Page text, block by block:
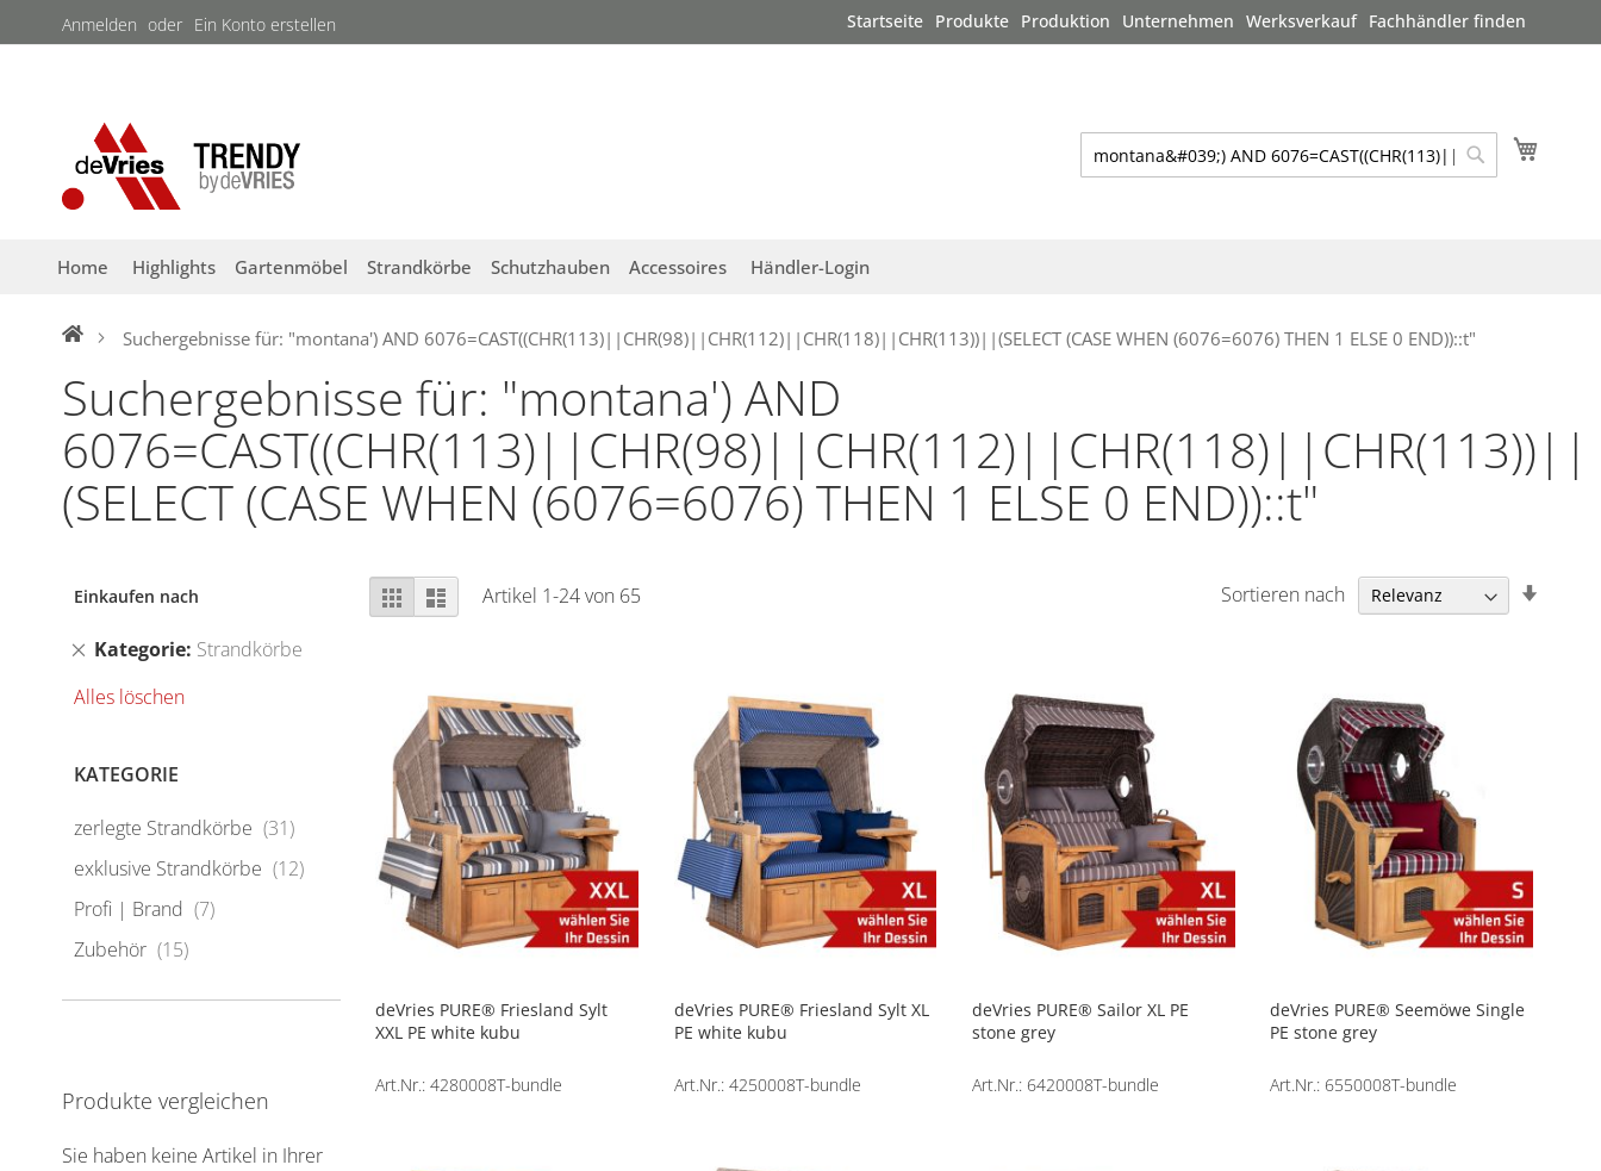
Direkt
zum
Anmelden Ein Konto erstellen Startseite Produkte Produktion Unternehmen Werksverkauf Fachhändler finden
Suche
Suche
Home Highlights Gartenmöbel Strandkörbe Schutzhauben Accessoires Händler-Login
Suchergebnisse für: "montana') AND 6076=CAST((CHR(113)||CHR(98)||CHR(112)||CHR(118)||CHR(113))||(SELECT (CASE WHEN (6076=6076) THEN 1 ELSE 0 END))::t"
Suchergebnisse für: "montana') AND
6076=CAST((CHR(113)||CHR(98)||CHR(112)||CHR(118)||CHR(113))||
(SELECT (CASE WHEN (6076=6076) THEN 1 ELSE 0 END))::t"
Ansicht
als
RasterListeArtikel 1-24von 65 Sortieren nach
deVries PURE® Friesland Sylt
XXL PE white kubu
Art.Nr.: 4280008T-bundle
deVries PURE® Friesland Sylt XL
PE white kubu
Art.Nr.: 4250008T-bundle
deVries PURE® Sailor XL PE
stone grey
Art.Nr.: 6420008T-bundle
deVries PURE® Seemöwe Single
PE stone grey
Art.Nr.: 6550008T-bundle
Einkaufen nach
Kategorie Strandkörbe
Dies
Alles löschen
KATEGORIE
zerlegte Strandkörbe 31Artikel
exklusive Strandkörbe
12Artikel
Profi | Brand
7Artikel
Zubehör
15Artikel
Produkte vergleichen
Sie haben keine Artikel in Ihrer